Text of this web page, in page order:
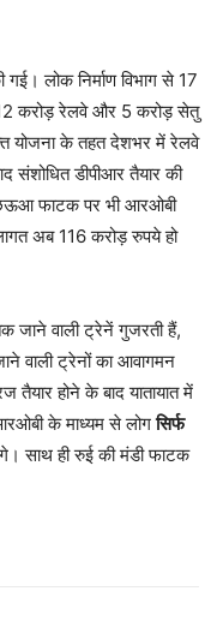
लोक निर्माण विभाग से 17
करोड़ रेलवे और 5 करोड़ सेतु
योजना के तहत देशभर में रेलवे
संशोधित डीपीआर तैयार की
फाटक पर भी आरओबी
अब 116 करोड़ रुपये हो
वाली ट्रेनें गुजरती हैं,
वाली ट्रेनों का आवागमन
तैयार होने के बाद यातायात में
के माध्यम से लोगसिर्फ
साथ ही रुई की मंडी फाटक